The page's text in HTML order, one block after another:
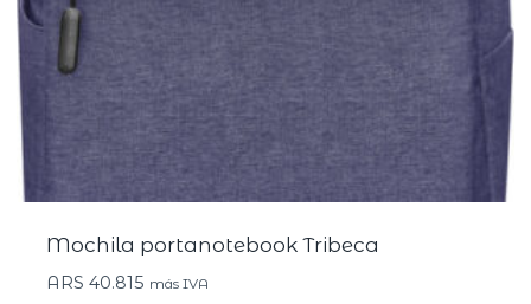
Mochila portanotebook Tribeca
ARS 40.815 más IVA